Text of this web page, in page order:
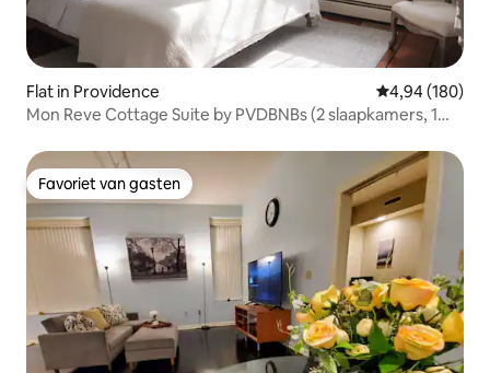
Flat in Providence Gemiddelde
4,94 (180)
Mon Reve Cottage Suite by PVDBNBs (2 slaapkamers, 1
Favoriet van gasten
Favoriet van gasten